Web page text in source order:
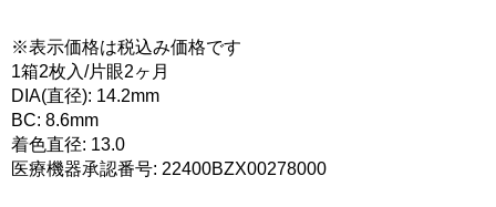
※表示価格は税込み価格です
1箱2枚入/片眼2ヶ月
DIA(直径): 14.2mm
BC: 8.6mm
着色直径: 13.0
医療機器承認番号: 22400BZX00278000